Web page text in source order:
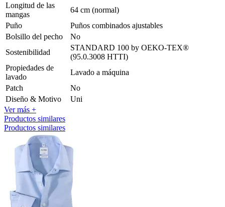
Longitud de las
mangas
64 cm (normal)
Puño
Puños combinados ajustables
Bolsillo del pecho
No
Sostenibilidad
STANDARD 100 by OEKO-TEX®
(95.0.3008 HTTI)
Propiedades de
lavado
Lavado a máquina
Patch
No
Diseño & Motivo
Uni
Ver más +
Productos similares
Productos similares